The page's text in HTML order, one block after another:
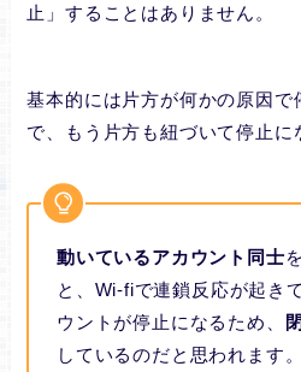
止」することはありません。
基本的には片方が何かの原因
で、もう片方も紐づいて停止に
動いているアカウント同士
と、Wi-fiで連鎖反応が起き
ウントが停止になるため、
しているのだと思われます。